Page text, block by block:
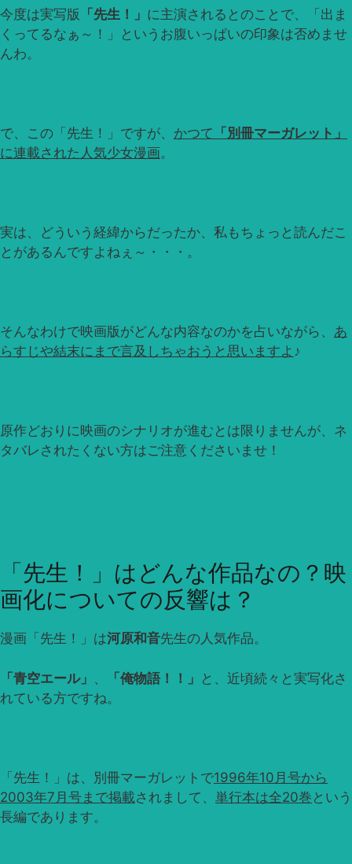
今度は実写版 「先生！」 に主演されるとのことで、「出ま
くってるなぁ～！」というお腹いっぱいの印象は否めませ
んわ。
で、この「先生！」ですが、 かつて 「別冊マーガレット」
に連載された人気少女漫画。
実は、どういう経緯からだったか、私もちょっと読んだこ
とがあるんですよねぇ～・・・。
そんなわけで映画版がどんな内容なのかを占いながら、 あ
らすじや結末にまで言及しちゃおうと思いますよ ♪
原作どおりに映画のシナリオが進むとは限りませんが、ネ
タバレされたくない方はご注意くださいませ！
「先生！」はどんな作品なの？映
画化についての反響は？
漫画「先生！」は河原和音先生の人気作品。
「青空エール」 「俺物語！！」 と、近頃続々と実写化さ
れている方ですね。
「先生！」は、別冊マーガレットで1996年10月号から
2003年7月号まで掲載されまして、 単行本は全20巻 という
長編であります。